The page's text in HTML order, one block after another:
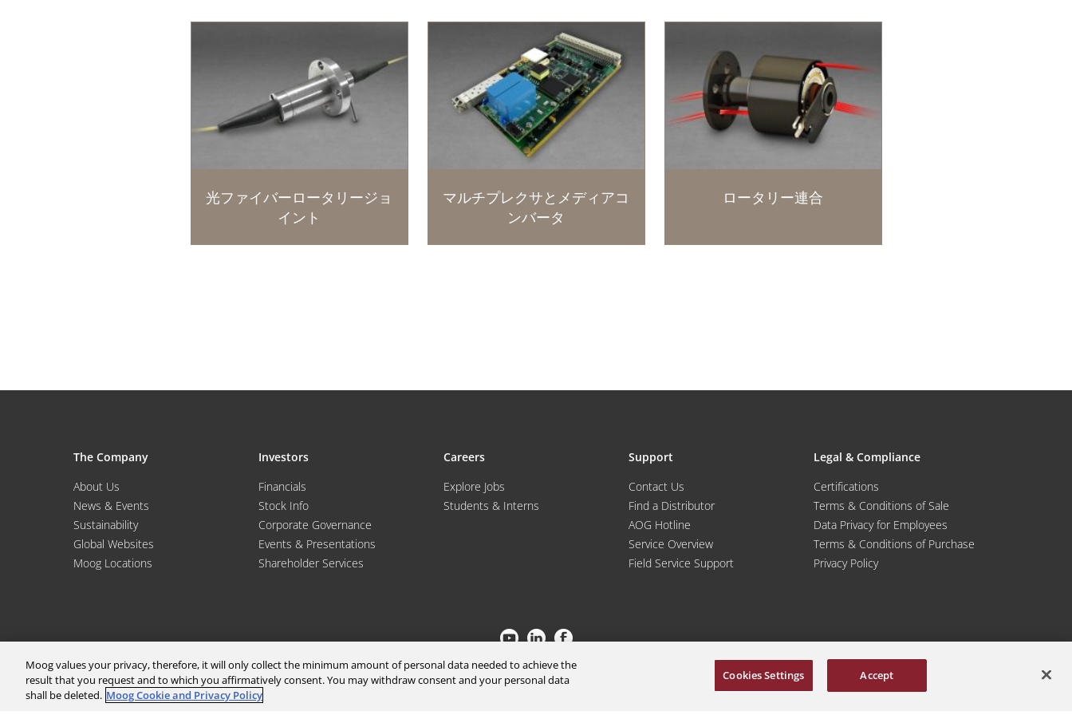
光ファイバーロータリージョ
イント
マルチプレクサとメディアコ
ンバータ
ロータリー連合
The Company
About Us
News & Events
Sustainability
Global Websites
Moog Locations
Investors
Financials
Stock Info
Corporate Governance
Events & Presentations
Shareholder Services
Careers
Explore Jobs
Students & Interns
Support
Contact Us
Find a Distributor
AOG Hotline
Service Overview
Field Service Support
Legal & Compliance
Certifications
Terms & Conditions of Sale
Data Privacy for Employees
Terms & Conditions of Purchase
Privacy Policy
© 2026 a Moog company. All rights reserved |
Moog values your privacy, therefore, it will only collect the minimum amount of personal data needed to achieve the
result that you request and to which you affirmatively consent. You may withdraw consent and your personal data
shall be deleted. Moog Cookie and Privacy Policy
Cookies Settings Accept